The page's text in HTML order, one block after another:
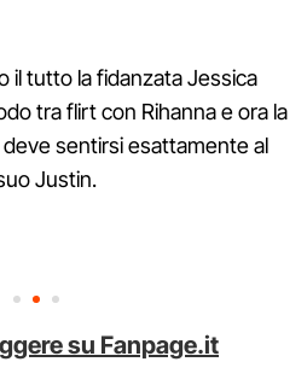
il tutto la fidanzata Jessica
tra flirt con Rihanna e ora la
sentirsi esattamente al
Justin.
su Fanpage.it